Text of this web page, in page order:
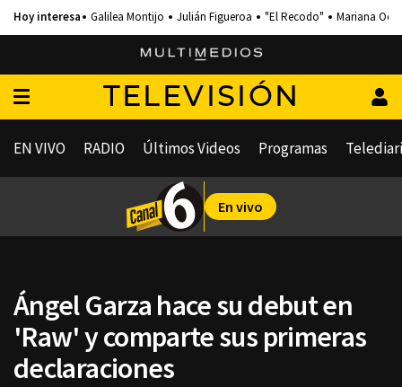
Galilea Montijo Julián Figueroa "El Recodo" Mariana
TELEVISIÓN
EN VIVO RADIO Últimos Videos Programas
En vivo
Ángel Garza hace su debut en
'Raw' y comparte sus primeras
declaraciones